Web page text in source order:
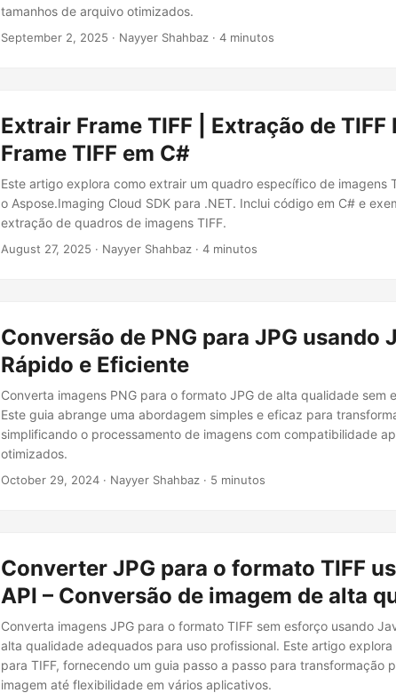
tamanhos de arquivo otimizados.
September 2, 2025 · Nayyer Shahbaz · 4 minutos
Extrair Frame TIFF | Extração de TIFF
Frame TIFF em C#
Este artigo explora como extrair um quadro específico de imagens
o Aspose.Imaging Cloud SDK para .NET. Inclui código em C# e
extração de quadros de imagens TIFF.
August 27, 2025 · Nayyer Shahbaz · 4 minutos
Conversão de PNG para JPG usando
Rápido e Eficiente
Converta imagens PNG para o formato JPG de alta qualidade sem
Este guia abrange uma abordagem simples e eficaz para
simplificando o processamento de imagens com compatibilidade
otimizados.
October 29, 2024 · Nayyer Shahbaz · 5 minutos
Converter JPG para o formato TIFF
API – Conversão de imagem de alta
Converta imagens JPG para o formato TIFF sem esforço usando
alta qualidade adequados para uso profissional. Este artigo
para TIFF, fornecendo um guia passo a passo para transformação
imagem até flexibilidade em vários aplicativos.